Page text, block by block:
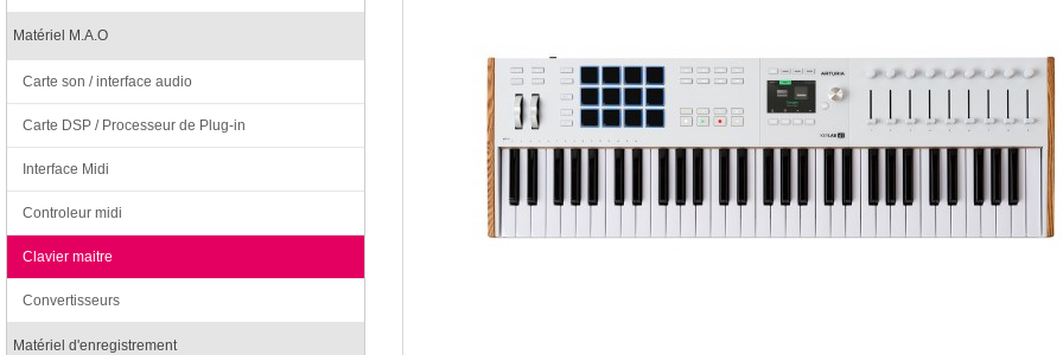
Matériel M.A.O
Carte son / interface audio
Carte DSP / Processeur de Plug-in
Interface Midi
Controleur midi
Clavier maitre
Convertisseurs
Matériel d'enregistrement